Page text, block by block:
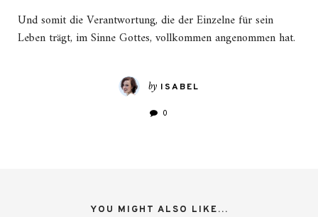
Und somit die Verantwortung, die der Einzelne für sein
Leben trägt, im Sinne Gottes, vollkommen angenommen hat.
by ISABEL
0
YOU MIGHT ALSO LIKE...